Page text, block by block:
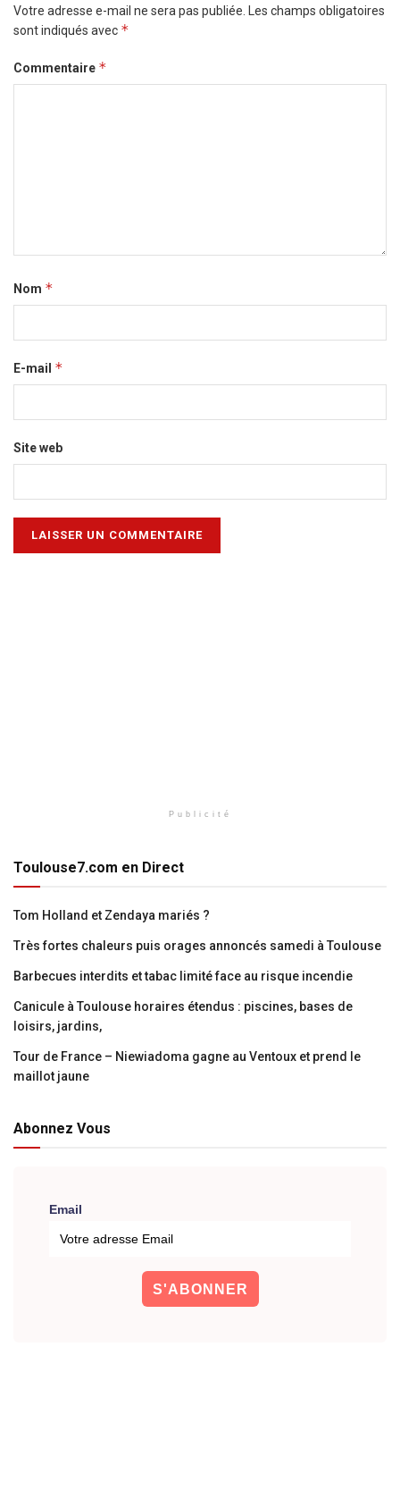
Votre adresse e-mail ne sera pas publiée.
Les champs obligatoires
sont indiqués avec *
Commentaire *
Nom *
E-mail *
Site web
Publicité
Toulouse7.com en Direct
Tom Holland et Zendaya mariés ?
Très fortes chaleurs puis orages annoncés samedi à Toulouse
Barbecues interdits et tabac limité face au risque incendie
Canicule à Toulouse horaires étendus : piscines, bases de
loisirs, jardins,
Tour de France – Niewiadoma gagne au Ventoux et prend le
maillot jaune
Abonnez Vous
Email